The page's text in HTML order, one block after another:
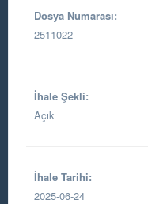
Dosya Numarası:
2511022
İhale Şekli:
Açık
İhale Tarihi:
2025-06-24